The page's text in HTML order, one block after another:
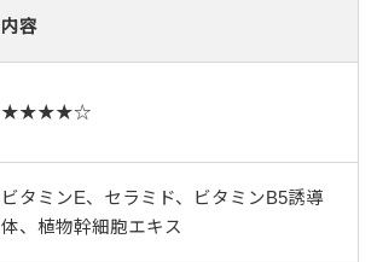
内容
★★★★☆
ビタミンE、セラミド、ビタミンB5誘導
体、植物幹細胞エキス